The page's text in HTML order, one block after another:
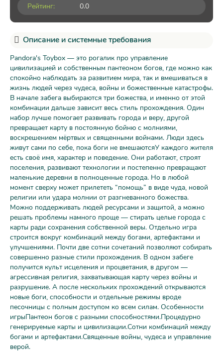
Рейтинг:
0.0
Описание и системные требования
Pandora's Toybox — это рогалик про управление
цивилизацией и собственным пантеоном богов, где можно как
спокойно наблюдать за развитием мира, так и вмешиваться в
жизнь людей через чудеса, войны и божественные катастрофы.
В начале забега выбираются три божества, и именно от этой
комбинации дальше зависит весь стиль прохождения. Один
набор лучше помогает развивать города и веру, другой
превращает карту в постоянную бойню с молниями,
воскрешением мёртвых и священными войнами. Люди здесь
живут сами по себе, пока боги не вмешаютсяУ каждого жителя
есть своё имя, характер и поведение. Они работают, строят
поселения, развивают технологии и постепенно превращают
маленькие деревни в полноценные города. Но в любой
момент сверху может прилететь “помощь” в виде чуда, новой
религии или удара молнии от разгневанного божества.
Можно поддерживать людей ресурсами и защитой, а можно
решать проблемы намного проще — стирать целые города с
карты ради сохранения собственной веры. Отдельно игра
строится вокруг комбинаций между богами, артефактами и
улучшениями. Почти две сотни сочетаний позволяют собирать
совершенно разные стили прохождения. В одном забеге
получится культ исцеления и процветания, в другом —
агрессивная религия, захватывающая карту через войны и
разрушение. А после нескольких прохождений открываются
новые боги, способности и отдельные режимы вроде
песочницы с полным доступом ко всем силам. Особенности
игрыПантеон богов с разными способностями.Процедурно
генерируемые карты и цивилизации.Сотни комбинаций между
богами и артефактами.Священные войны, чудеса и управление
верой.